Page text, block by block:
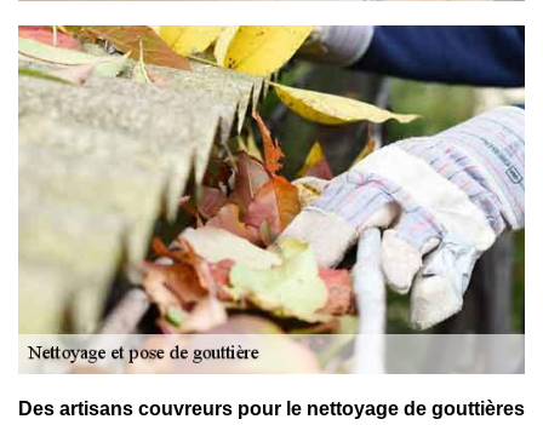
Des artisans couvreurs pour le nettoyage de gouttières